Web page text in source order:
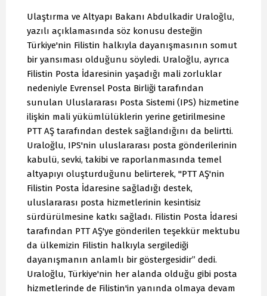
Ulaştırma ve Altyapı Bakanı Abdulkadir Uraloğlu,
yazılı açıklamasında söz konusu desteğin
Türkiye'nin Filistin halkıyla dayanışmasının somut
bir yansıması olduğunu söyledi. Uraloğlu, ayrıca
Filistin Posta İdaresinin yaşadığı mali zorluklar
nedeniyle Evrensel Posta Birliği tarafından
sunulan Uluslararası Posta Sistemi (IPS) hizmetine
ilişkin mali yükümlülüklerin yerine getirilmesine
PTT AŞ tarafından destek sağlandığını da belirtti.
Uraloğlu, IPS'nin uluslararası posta gönderilerinin
kabulü, sevki, takibi ve raporlanmasında temel
altyapıyı oluşturduğunu belirterek, "PTT AŞ'nin
Filistin Posta İdaresine sağladığı destek,
uluslararası posta hizmetlerinin kesintisiz
sürdürülmesine katkı sağladı. Filistin Posta İdaresi
tarafından PTT AŞ'ye gönderilen teşekkür mektubu
da ülkemizin Filistin halkıyla sergilediği
dayanışmanın anlamlı bir göstergesidir” dedi.
Uraloğlu, Türkiye'nin her alanda olduğu gibi posta
hizmetlerinde de Filistin'in yanında olmaya devam